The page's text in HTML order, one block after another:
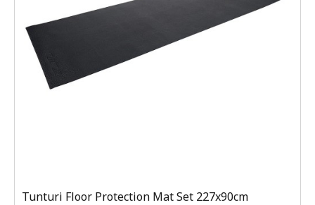
Tunturi Floor Protection Mat Set 227x90cm